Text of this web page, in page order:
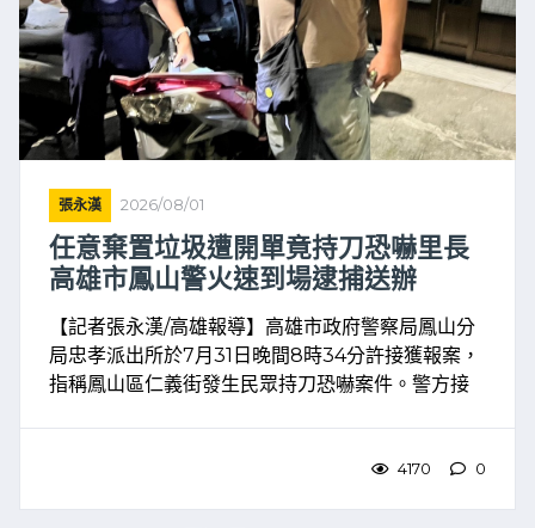
張永漢 2026/08/01
任意棄置垃圾遭開單竟持刀恐嚇里長
高雄市鳳山警火速到場逮捕送辦
【記者張永漢/高雄報導】高雄市政府警察局鳳山分
局忠孝派出所於7月31日晚間8時34分許接獲報案，
指稱鳳山區仁義街發生民眾持刀恐嚇案件。警方接
4170 0